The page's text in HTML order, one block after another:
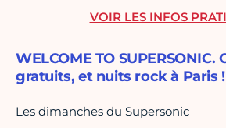
WELCOME TO SUPERSONIC.
gratuits, et nuits rock à Paris !
Les dimanches du Supersonic
VOIR LES INFOS